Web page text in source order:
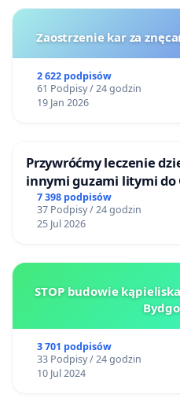
Zaostrzenie kar za
2 622 podpisów
61 Podpisy / 24 godzin
19 Jan 2026
Przywróćmy leczenie
innymi guzami litymi do
Centrum Zdrowia
7 398 podpisów
37 Podpisy / 24 godzin
25 Jul 2026
STOP budowie
3 701 podpisów
33 Podpisy / 24 godzin
10 Jul 2024